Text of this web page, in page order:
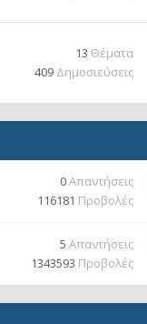
13 Θέματα
409 Δημοσιεύσεις
0Απαντήσεις
116181 Προβολές
5 Απαντήσεις
1343593 Προβολές